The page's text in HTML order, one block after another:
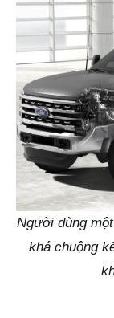
Người dùng
khá chuộng